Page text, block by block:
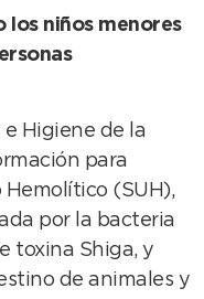
los niños menores
Higiene de la
para
(SUH),
por la bacteria
toxina Shiga, y
de animales y